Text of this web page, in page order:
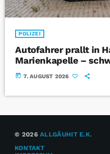
POLIZEI
Autofahrer prallt in
Marienkapelle –
today 7. AUGUST 2026
© 2026ALLGÄUHIT E.K.
KONTAKT